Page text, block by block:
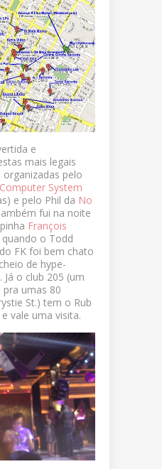
e
mais legais
pelo
System
e pelo Phil da No
fui na noite
François
o Todd
FK foi bem chato
de hype-
o club 205 (um
umas 80
St.) tem o Rub
vale uma visita.